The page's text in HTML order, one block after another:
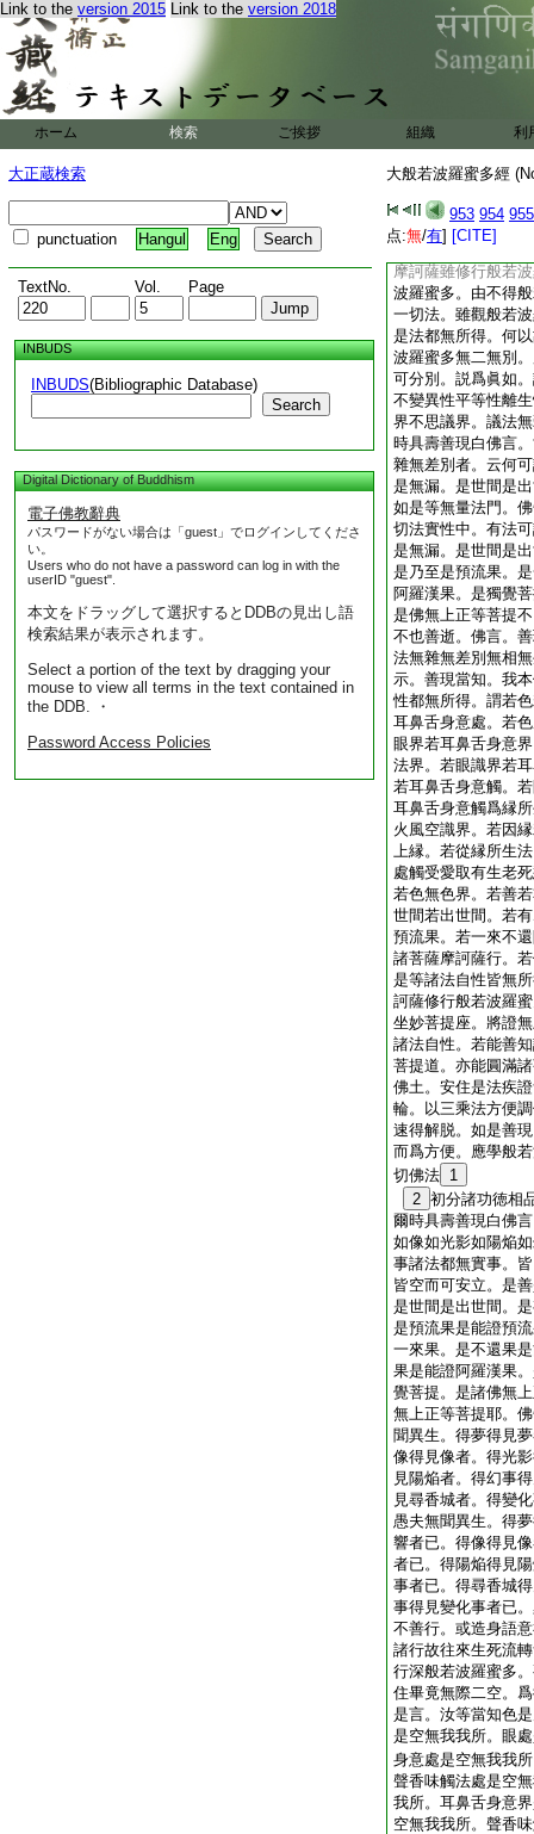
Link to the version 2015 Link to the version 2018
ホーム 検索 ご挨拶 組織 利
大正蔵検索
punctuation Hangul Eng
TextNo. Vol. Page
INBUDS
INBUDS(Bibliographic Database)
Search
Digital Dictionary of Buddhism
電子佛教辭典
パスワードがない場合は「guest」でログインしてくださ
い。
Users who do not have a password can log in with the
userID "guest".
本文をドラッグして選択するとDDBの見出し語
検索結果が表示されます。
Select a portion of the text by dragging your
mouse to view all terms in the text contained in
the DDB. ・
Password Access Policies
大般若波羅蜜多經
953 954 955
点:無/有] [CITE]
著四無所畏四無礙
八佛不共法。不著
不著一切智。不著
流果。不著一來不
菩提。是菩薩摩訶
由不著故能圓滿初
何以故。是菩薩摩
而起貪著。由不著
第五第六第七第八
不生貪著。何以故
地乃至第十地。云
摩訶薩雖修行般若
波羅蜜多。由不得
一切法。雖觀般若
是法都無所得。何
波羅蜜多無二無別
可分別。説爲眞如
不變異性平等性離
界不思議界。議法
時具壽善現白佛言
雜無差別者。云何
是無漏。是世間是
如是等無量法門。
切法實性中。有法
是無漏。是世間是
是乃至是預流果。
阿羅漢果。是獨覺
是佛無上正等菩提
不也善逝。佛言。
法無雜無差別無相
示。善現當知。我
性都無所得。謂若
耳鼻舌身意處。若
眼界若耳鼻舌身意
法界。若眼識界若
若耳鼻舌身意觸。
耳鼻舌身意觸爲縁
火風空識界。若因
上縁。若從縁所生
處觸受愛取有生老
若色無色界。若善
世間若出世間。若
預流果。若一來不
諸菩薩摩訶薩行。
是等諸法自性皆無
訶薩修行般若波羅
坐妙菩提座。將證
諸法自性。若能善
菩提道。亦能圓滿
佛土。安住是法疾
輪。以三乘法方便
速得解脱。如是善
而爲方便。應學般
切佛法 1
2 初分諸功徳相
爾時具壽善現白佛
如像如光影如陽焔
事諸法都無實事。
皆空而可安立。是
是世間是出世間。
是預流果是能證預
一來果。是不還果
果是能證阿羅漢果
覺菩提。是諸佛無
無上正等菩提耶。
聞異生。得夢得見
像得見像者。得光
見陽焔者。得幻事
見尋香城者。得變
愚夫無聞異生。得
響者已。得像得見
者已。得陽焔得見
事者已。得尋香城
事得見變化事者已
不善行。或造身語
諸行故往來生死流
行深般若波羅蜜多
住畢竟無際二空。
是言。汝等當知色
是空無我我所。眼
身意處是空無我我
聲香味觸法處是空
我所。耳鼻舌身意
空無我我所。聲香